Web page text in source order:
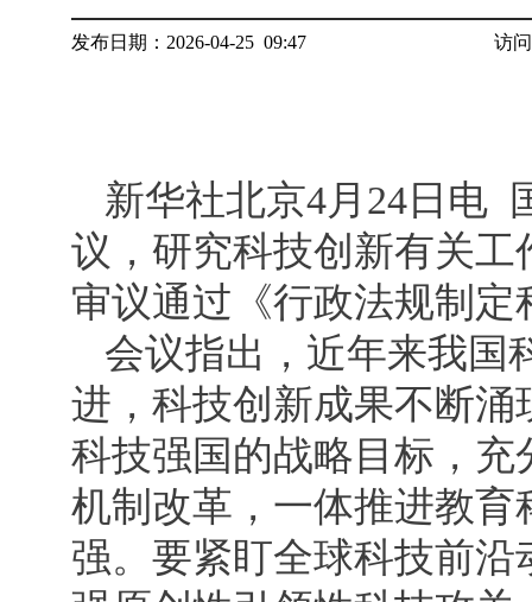
发布日期：2026-04-25 09:47 访
新华社北京4月24日电
议，研究科技创新有关
审议通过《行政法规制
会议指出，近年来我国
进，科技创新成果不断涌
科技强国的战略目标，
机制改革，一体推进教
强。要紧盯全球科技前